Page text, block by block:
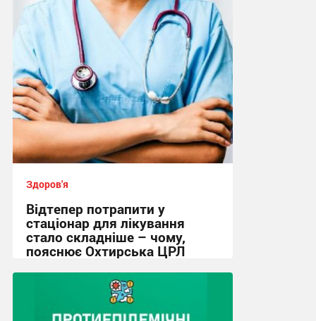
Здоров'я
Відтепер потрапити у
стаціонар для лікування
стало складніше – чому,
пояснює Охтирська ЦРЛ